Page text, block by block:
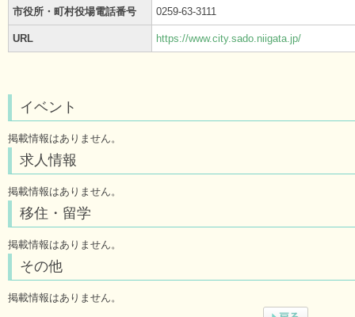
市役所・町村役場電話番号 0259-63-3111
URL https://www.city.sado.niigata.jp/
イベント
掲載情報はありません。
求人情報
掲載情報はありません。
移住・留学
掲載情報はありません。
その他
掲載情報はありません。